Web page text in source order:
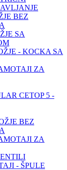
BEZ
SA
- KOCKA SA
ZA
CETOP 5 -
BEZ
ZA
- ŠPULE